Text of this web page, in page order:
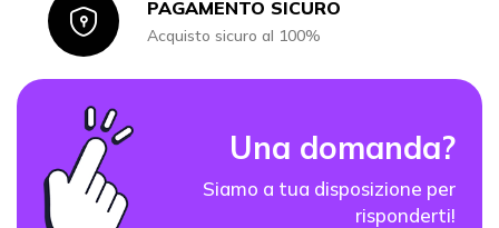
IconPAGAMENTO SICURO
Acquisto sicuro al 100%
Una domanda?
Siamo a tua disposizione per
risponderti!